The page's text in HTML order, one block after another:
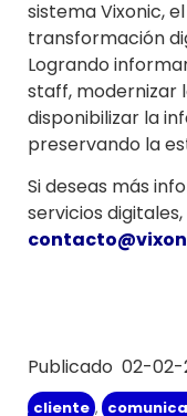
sistema Vixonic,
transformación
Logrando
staff, modernizar
disponibilizar la
preservando la
Si deseas más
servicios
Publicado 02-02-
cliente ,